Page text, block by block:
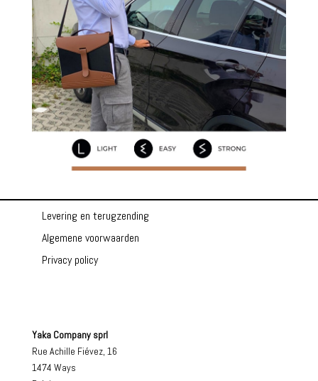
Levering en terugzending
Algemene voorwaarden
Privacy policy
Yaka Company sprl
Rue Achille Fiévez, 16
1474 Ways